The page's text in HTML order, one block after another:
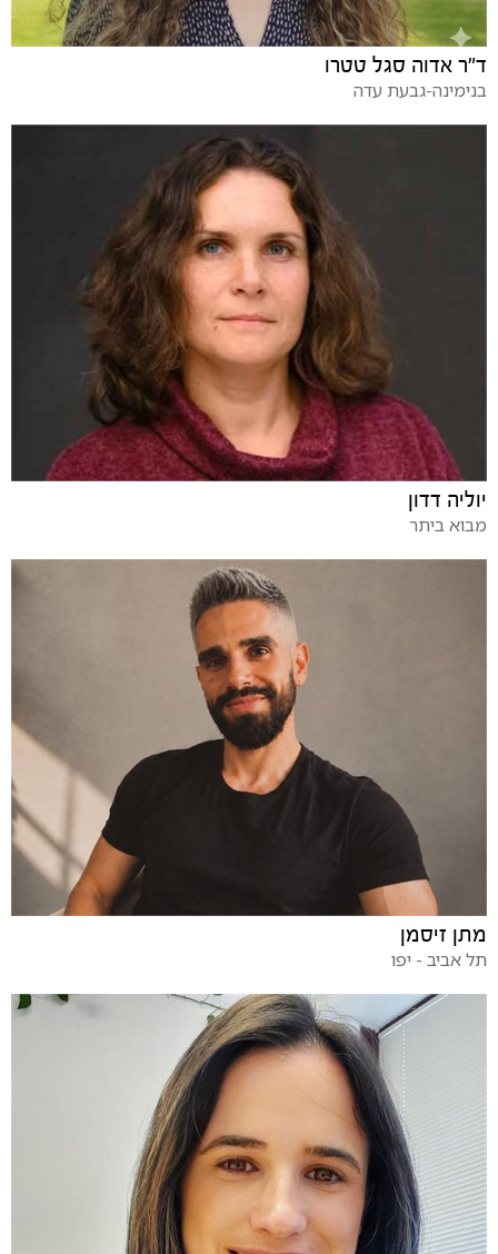
ד"ר אדוה סגל טטרו
בנימינה-גבעת עדה
יוליה דדון
מבוא ביתר
מתן זיסמן
תל אביב - יפו